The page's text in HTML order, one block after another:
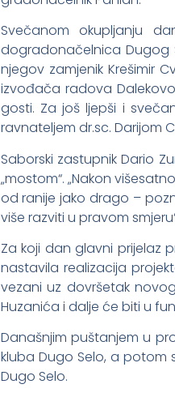
Svečanom okupljanju
dogradonačelnica Dugog
njegov zamjenik Krešimir
izvođača radova
gosti. Za još ljepši i
ravnateljem dr.sc. Darijom
Saborski zastupnik Dario
„mostom“. „Nakon
od ranije jako drago –
više razviti u pravom
Za koji dan glavni prijelaz
nastavila realizacija
vezani uz dovršetak
Huzanića i dalje će biti u
Današnjim puštanjem u
kluba Dugo Selo, a potom
Dugo Selo.